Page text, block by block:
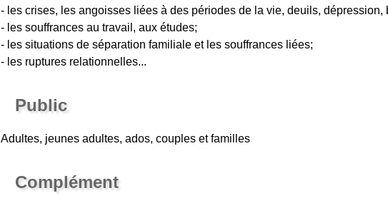
- les crises, les angoisses liées à des périodes de la vie, deuils, dépression,
- les souffrances au travail, aux études;
- les situations de séparation familiale et les souffrances liées;
- les ruptures relationnelles...
Public
Adultes, jeunes adultes, ados, couples et familles
Complément